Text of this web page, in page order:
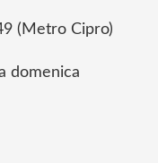
(Metro Cipro)
domenica